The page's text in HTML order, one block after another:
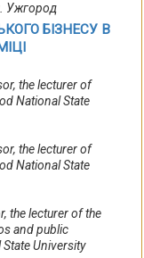
Ужгород
БІЗНЕСУ В
the lecturer of
National State
the lecturer of
National State
the lecturer of the
and public
University